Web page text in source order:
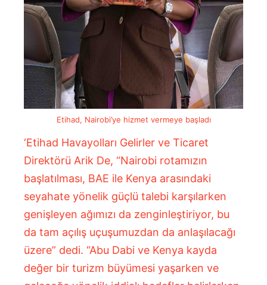
Etihad, Nairobi’ye hizmet vermeye başladı
‘Etihad Havayolları Gelirler ve Ticaret
Direktörü Arik De, “Nairobi rotamızın
başlatılması, BAE ile Kenya arasındaki
seyahate yönelik güçlü talebi karşılarken
genişleyen ağımızı da zenginleştiriyor, bu
da tam açılış uçuşumuzdan da anlaşılacağı
üzere” dedi. “Abu Dabi ve Kenya kayda
değer bir turizm büyümesi yaşarken ve